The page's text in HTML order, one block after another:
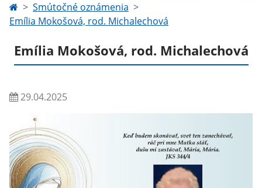
Smútočné oznámenia
Emília Mokošová, rod. Michalechová
Emília Mokošová, rod. Michalechová
29.04.2025